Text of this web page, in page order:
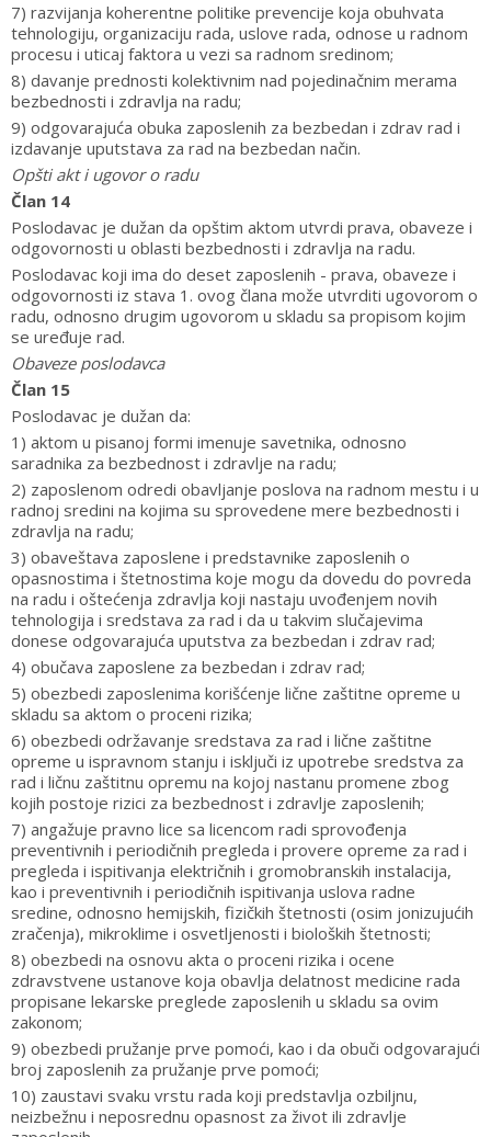
7) razvijanja koherentne politike prevencije koja obuhvata
tehnologiju, organizaciju rada, uslove rada, odnose u radnom
procesu i uticaj faktora u vezi sa radnom sredinom;
8) davanje prednosti kolektivnim nad pojedinačnim merama
bezbednosti i zdravlja na radu;
9) odgovarajuća obuka zaposlenih za bezbedan i zdrav rad i
izdavanje uputstava za rad na bezbedan način.
Opšti akt i ugovor o radu
Član 14
Poslodavac je dužan da opštim aktom utvrdi prava, obaveze i
odgovornosti u oblasti bezbednosti i zdravlja na radu.
Poslodavac koji ima do deset zaposlenih - prava, obaveze i
odgovornosti iz stava 1. ovog člana može utvrditi ugovorom o
radu, odnosno drugim ugovorom u skladu sa propisom kojim
se uređuje rad.
Obaveze poslodavca
Član 15
Poslodavac je dužan da:
1) aktom u pisanoj formi imenuje savetnika, odnosno
saradnika za bezbednost i zdravlje na radu;
2) zaposlenom odredi obavljanje poslova na radnom mestu i u
radnoj sredini na kojima su sprovedene mere bezbednosti i
zdravlja na radu;
3) obaveštava zaposlene i predstavnike zaposlenih o
opasnostima i štetnostima koje mogu da dovedu do povreda
na radu i oštećenja zdravlja koji nastaju uvođenjem novih
tehnologija i sredstava za rad i da u takvim slučajevima
donese odgovarajuća uputstva za bezbedan i zdrav rad;
4) obučava zaposlene za bezbedan i zdrav rad;
5) obezbedi zaposlenima korišćenje lične zaštitne opreme u
skladu sa aktom o proceni rizika;
6) obezbedi održavanje sredstava za rad i lične zaštitne
opreme u ispravnom stanju i isključi iz upotrebe sredstva za
rad i ličnu zaštitnu opremu na kojoj nastanu promene zbog
kojih postoje rizici za bezbednost i zdravlje zaposlenih;
7) angažuje pravno lice sa licencom radi sprovođenja
preventivnih i periodičnih pregleda i provere opreme za rad i
pregleda i ispitivanja električnih i gromobranskih instalacija,
kao i preventivnih i periodičnih ispitivanja uslova radne
sredine, odnosno hemijskih, fizičkih štetnosti (osim jonizujućih
zračenja), mikroklime i osvetljenosti i bioloških štetnosti;
8) obezbedi na osnovu akta o proceni rizika i ocene
zdravstvene ustanove koja obavlja delatnost medicine rada
propisane lekarske preglede zaposlenih u skladu sa ovim
zakonom;
9) obezbedi pružanje prve pomoći, kao i da obuči odgovarajući
broj zaposlenih za pružanje prve pomoći;
10) zaustavi svaku vrstu rada koji predstavlja ozbiljnu,
neizbežnu i neposrednu opasnost za život ili zdravlje